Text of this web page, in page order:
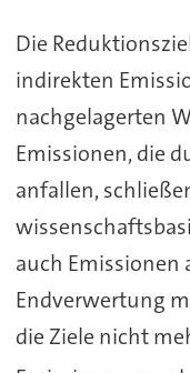
Die
indirekten
nachgelagerten
Emissionen, die
anfallen,
auch Emissionen
Endverwertung
die Ziele nicht